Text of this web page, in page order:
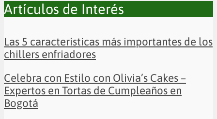
Artículos de Interés
Las 5 características más importantes de los
chillers enfriadores
Celebra con Estilo con Olivia’s Cakes –
Expertos en Tortas de Cumpleaños en
Bogotá